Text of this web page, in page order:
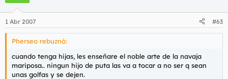
1 Abr 2007 #63
Pherseo rebuznó:
cuando tenga hijas, les enseñare el noble arte de la navaja
mariposa.. ningun hijo de puta las va a tocar a no ser q sean
unas golfas y se dejen.